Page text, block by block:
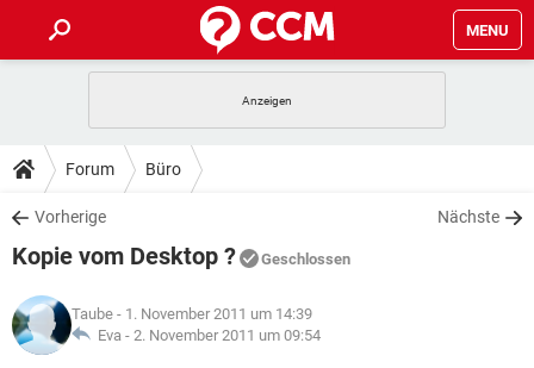
MENU
ANDROID
WINDOWS 10
WHATSAPP TIKTOK
FACEBOOK
TIPPS & TRICKS
SPIELE
WHATSAPP TIKTOK
FACEBOOK
DOWNLOADS
SPIELE STREAMING
ANDROID
WINDOWS 10 INSTAGRAM
FORUM
SPIELE STREAMING
ANDROID
LEXIKON
Forum Büro
Vorherige Nächste
Kopie vom Desktop ? Geschlossen
Taube - 1. November 2011 um 14:39
Eva - 2. November 2011 um 09:54